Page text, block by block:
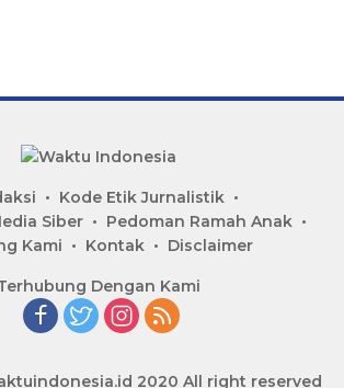
Kode Etik Jurnalistik
Siber
Pedoman Ramah Anak
Kami
Kontak Disclaimer
Dengan Kami
2020 All right reserved